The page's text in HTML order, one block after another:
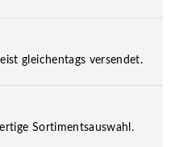
gleichentags versendet.
Sortimentsauswahl.